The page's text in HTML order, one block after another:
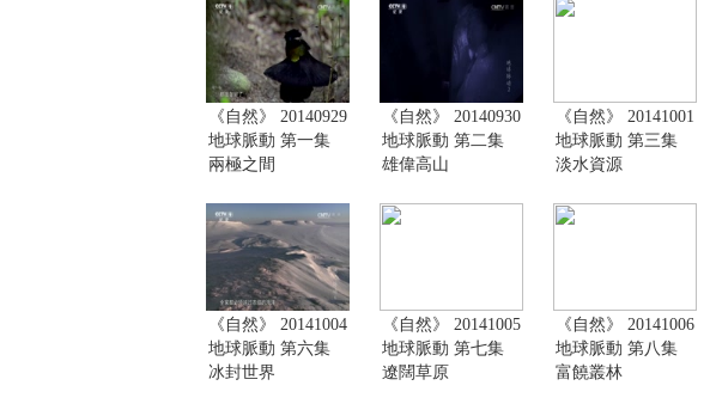
《自然》 20140929
地球脈動 第一集
兩極之間
《自然》 20140930
地球脈動 第二集
雄偉高山
《自然》 20141001
地球脈動 第三集
淡水資源
《自然》 20141004
地球脈動 第六集
冰封世界
《自然》 20141005
地球脈動 第七集
遼闊草原
《自然》 20141006
地球脈動 第八集
富饒叢林